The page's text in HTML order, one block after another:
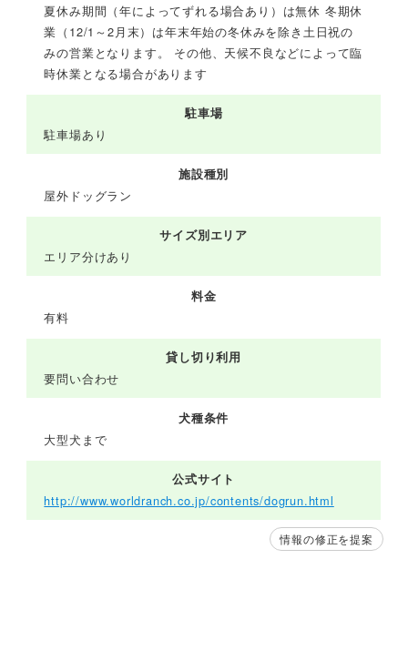
夏休み期間（年によってずれる場合あり）は無休 冬期休
業（12/1～2月末）は年末年始の冬休みを除き土日祝の
みの営業となります。 その他、天候不良などによって臨
時休業となる場合があります
駐車場
駐車場あり
施設種別
屋外ドッグラン
サイズ別エリア
エリア分けあり
料金
有料
貸し切り利用
要問い合わせ
犬種条件
大型犬まで
公式サイト
http://www.worldranch.co.jp/contents/dogrun.html
情報の修正を提案